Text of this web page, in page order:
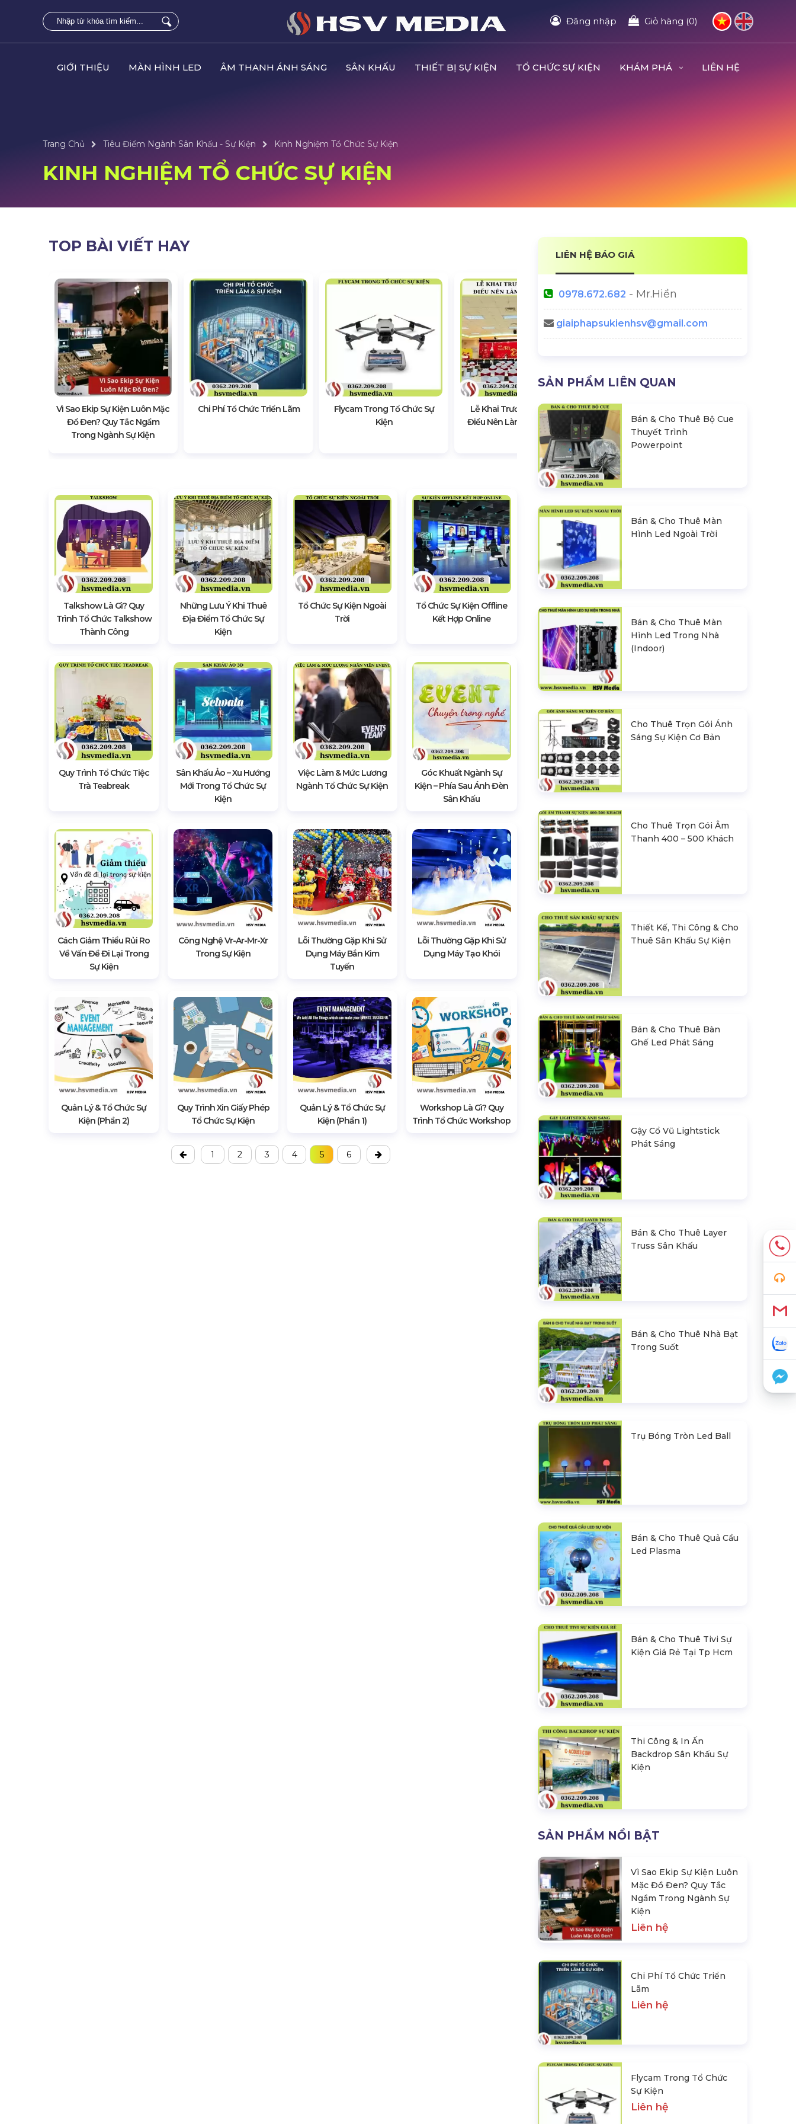
Đăng nhập Giỏ hàng (0)
GIỚI THIỆU MÀN HÌNH LED ÂM THANH ÁNH SÁNG SÂN KHẤU THIẾT BỊ SỰ KIỆN TỔ CHỨC SỰ KIỆN KHÁM PHÁ LIÊN HỆ
Trang Chủ Tiêu Điểm Ngành Sân Khấu - Sự Kiện Kinh Nghiệm Tổ Chức Sự Kiện
KINH NGHIỆM TỔ CHỨC SỰ KIỆN
TOP BÀI VIẾT HAY
Vì Sao Ekip Sự Kiện Luôn Mặc
Đồ Đen? Quy Tắc Ngầm
Trong Ngành Sự Kiện
Chi Phí Tổ Chức Triển Lãm
Flycam Trong Tổ Chức Sự
Kiện
Lễ Khai Trương Đầu Năm:
Điều Nên Làm & Cần Tránh
Plan Trong Tổ Chức Sự Kiện
Talkshow Là Gì? Quy
Trình Tổ Chức Talkshow
Thành Công
Những Lưu Ý Khi Thuê
Địa Điểm Tổ Chức Sự
Kiện
Tổ Chức Sự Kiện Ngoài
Trời
Tổ Chức Sự Kiện Offline
Kết Hợp Online
Quy Trình Tổ Chức Tiệc
Trà Teabreak
Sân Khấu Ảo – Xu Hướng
Mới Trong Tổ Chức Sự
Kiện
Việc Làm & Mức Lương
Ngành Tổ Chức Sự Kiện
Góc Khuất Ngành Sự
Kiện – Phía Sau Ánh Đèn
Sân Khấu
Cách Giảm Thiểu Rủi Ro
Về Vấn Đề Đi Lại Trong
Sự Kiện
Công Nghệ Vr-Ar-Mr-Xr
Trong Sự Kiện
Lỗi Thường Gặp Khi Sử
Dụng Máy Bắn Kim
Tuyến
Lỗi Thường Gặp Khi Sử
Dụng Máy Tạo Khói
Quản Lý & Tổ Chức Sự
Kiện (Phần 2)
Quy Trình Xin Giấy Phép
Tổ Chức Sự Kiện
Quản Lý & Tổ Chức Sự
Kiện (Phần 1)
Workshop Là Gì? Quy
Trình Tổ Chức Workshop
1 2 3 4 5 6
LIÊN HỆ BÁO GIÁ
0978.672.682 - Mr.Hiền
giaiphapsukienhsv@gmail.com
SẢN PHẨM LIÊN QUAN
Bán & Cho Thuê Bộ Cue
Thuyết Trình
Powerpoint
Bán & Cho Thuê Màn
Hình Led Ngoài Trời
Bán & Cho Thuê Màn
Hình Led Trong Nhà
(Indoor)
Cho Thuê Trọn Gói Ánh
Sáng Sự Kiện Cơ Bản
Cho Thuê Trọn Gói Âm
Thanh 400 – 500 Khách
Thiết Kế, Thi Công & Cho
Thuê Sân Khấu Sự Kiện
Bán & Cho Thuê Bàn
Ghế Led Phát Sáng
Gậy Cổ Vũ Lightstick
Phát Sáng
Bán & Cho Thuê Layer
Truss Sân Khấu
Bán & Cho Thuê Nhà Bạt
Trong Suốt
Trụ Bóng Tròn Led Ball
Bán & Cho Thuê Quả Cầu
Led Plasma
Bán & Cho Thuê Tivi Sự
Kiện Giá Rẻ Tại Tp Hcm
Thi Công & In Ấn
Backdrop Sân Khấu Sự
Kiện
SẢN PHẨM NỔI BẬT
Vì Sao Ekip Sự Kiện Luôn
Mặc Đồ Đen? Quy Tắc
Ngầm Trong Ngành Sự
Kiện
Liên hệ
Chi Phí Tổ Chức Triển
Lãm
Liên hệ
Flycam Trong Tổ Chức
Sự Kiện
Liên hệ